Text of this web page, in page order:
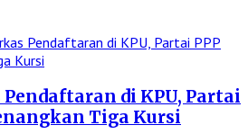
di KPU, Partai
Tiga Kursi